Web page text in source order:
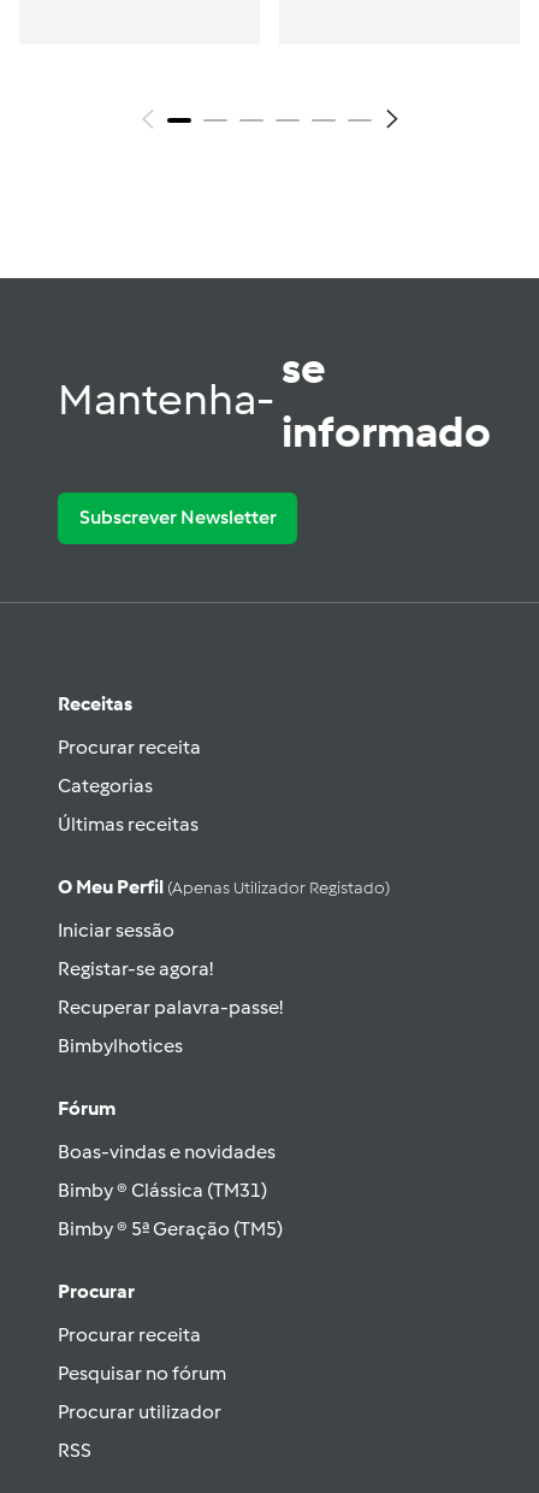
Mantenha-
se
informado
Subscrever Newsletter
Receitas
Procurar receita
Categorias
Últimas receitas
O Meu Perfil (apenas Utilizador Registado)
Iniciar sessão
Registar-se agora!
Recuperar palavra-passe!
Bimbylhotices
Fórum
Boas-vindas e novidades
Bimby ® Clássica (TM31)
Bimby ® 5ª Geração (TM5)
Procurar
Procurar receita
Pesquisar no fórum
Procurar utilizador
RSS